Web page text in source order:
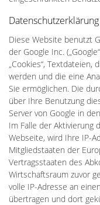
Diese Website benutzt
der Google Inc.
„Cookies“,
werden und die eine
Sie ermöglichen. Die
über Ihre Benutzung
Server von Google in
Im Falle der Aktivierung
Webseite, wird Ihre IP-
Mitgliedstaaten der
Vertragsstaaten des
Wirtschaftsraum zuvor
volle IP-Adresse an
übertragen und dort